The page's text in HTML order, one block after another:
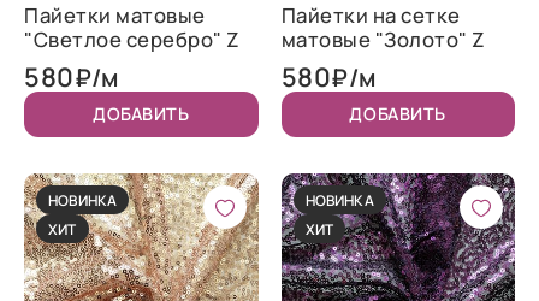
Пайетки матовые
"Светлое серебро" Z
580₽/м
ДОБАВИТЬ
Пайетки на сетке
матовые "Золото" Z
580₽/м
ДОБАВИТЬ
НОВИНКА
ХИТ
НОВИНКА
ХИТ